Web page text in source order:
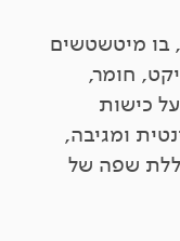
בו מיטשטשים
חומר,
כישות
ומגיבה,
שפה של